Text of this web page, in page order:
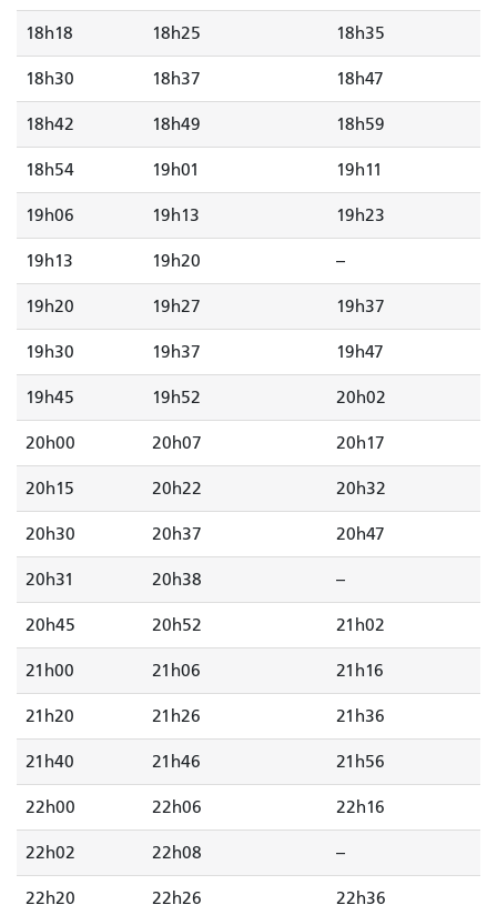
18h18 18h25 18h35
18h30 18h37 18h47
18h42 18h49 18h59
18h54 19h01 19h11
19h06 19h13 19h23
19h13 19h20 --
19h20 19h27 19h37
19h30 19h37 19h47
19h45 19h52 20h02
20h00 20h07 20h17
20h15 20h22 20h32
20h30 20h37 20h47
20h31 20h38 --
20h45 20h52 21h02
21h00 21h06 21h16
21h20 21h26 21h36
21h40 21h46 21h56
22h00 22h06 22h16
22h02 22h08 --
22h20 22h26 22h36